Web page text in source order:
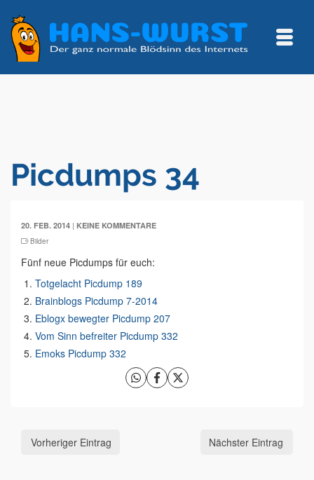
Picdumps 34
20. FEB. 2014 | KEINE KOMMENTARE
Bilder
Fünf neue Picdumps für euch:
Totgelacht Picdump 189
Brainblogs Picdump 7-2014
Eblogx bewegter Picdump 207
Vom Sinn befreiter Picdump 332
Emoks Picdump 332
Vorheriger Eintrag Nächster Eintrag